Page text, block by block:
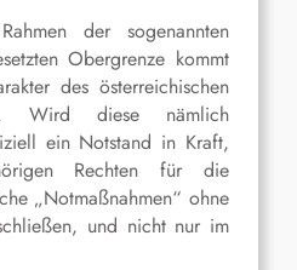
der sogenannten
Obergrenze kommt
des österreichischen
Wird diese nämlich
ein Notstand in Kraft,
Rechten für die
„Notmaßnahmen“ ohne
und nicht nur im